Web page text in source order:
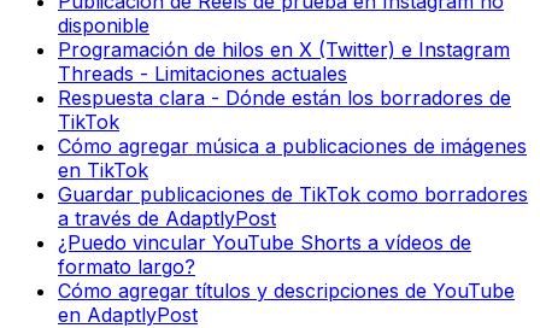
disponible
Programación de hilos en X (Twitter) e Instagram
Threads - Limitaciones actuales
Respuesta clara - Dónde están los borradores de
TikTok
Cómo agregar música a publicaciones de imágenes
en TikTok
Guardar publicaciones de TikTok como borradores
a través de AdaptlyPost
¿Puedo vincular YouTube Shorts a vídeos de
formato largo?
Cómo agregar títulos y descripciones de YouTube
en AdaptlyPost